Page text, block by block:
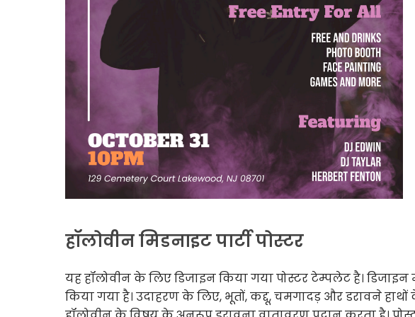
हॉलोवीन मिडनाइट पार्टी पोस्टर
यह हॉलोवीन के लिए डिजाइन किया गया पोस्टर टेम्पलेट है। डिजाइन
किया गया है। उदाहरण के लिए, भूतों, कद्दू, चमगादड़ और डरावने